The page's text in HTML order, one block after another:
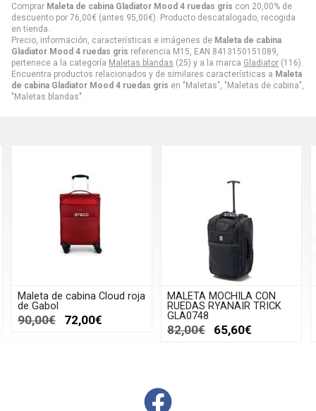
Comprar Maleta de cabina Gladiator Mood 4 ruedas gris con 20,00% de
descuento por 76,00€ (antes 95,00€). Producto descatalogado, recogida
en tienda.
Precio, información, características e imágenes de Maleta de cabina
Gladiator Mood 4 ruedas gris referencia M15, EAN 8413150151089,
pertenece a la categoría Maletas blandas (25) y a la marca Gladiator (116).
Encuentra productos relacionados y de similares características a Maleta
de cabina Gladiator Mood 4 ruedas gris en "Maletas", "Maletas de cabina",
"Maletas blandas".
Maleta de cabina Cloud roja
de Gabol
90,00€ 72,00€
MALETA MOCHILA CON
RUEDAS RYANAIR TRICK
GLA0748
82,00€ 65,60€